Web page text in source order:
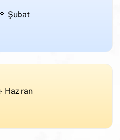
🍷 Şubat
Haziran